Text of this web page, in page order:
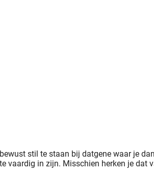
stil te staan bij datgene waar je
vaardig in zijn. Misschien herken je dat